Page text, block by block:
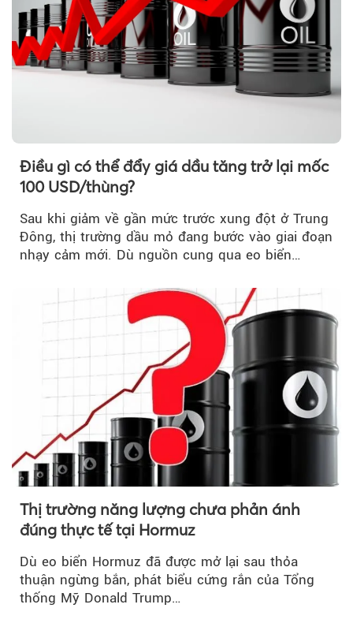
Điều gì có thể đẩy giá dầu tăng trở lại mốc
100 USD/thùng?
Sau khi giảm về gần mức trước xung đột ở Trung
Đông, thị trường dầu mỏ đang bước vào giai đoạn
nhạy cảm mới. Dù nguồn cung qua eo biển
Thị trường năng lượng chưa phản ánh
đúng thực tế tại Hormuz
Dù eo biển Hormuz đã được mở lại sau thỏa
thuận ngừng bắn, phát biểu cứng rắn của Tổng
thống Mỹ Donald Trump…